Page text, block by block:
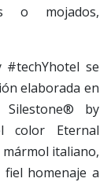
o mojados,
#techYhotel se
elaborada en
by
color Eternal
italiano,
homenaje a